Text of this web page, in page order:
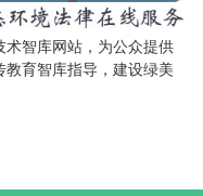
智库网站，为公众提供
育智库指导，建设绿美